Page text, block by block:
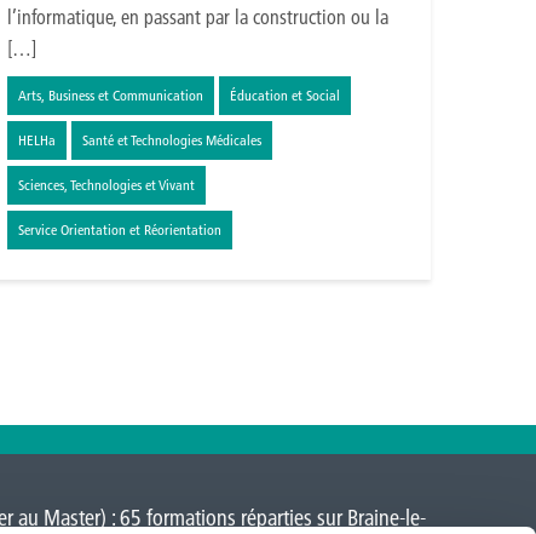
l’informatique, en passant par la construction ou la
[…]
Arts, Business et Communication Éducation et Social
HELHa Santé et Technologies Médicales
Sciences, Technologies et Vivant
Service Orientation et Réorientation
au Master) : 65 formations réparties surBraine-le-